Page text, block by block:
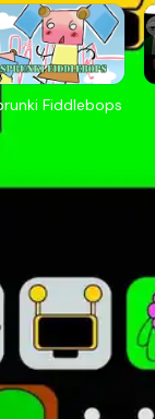
Fiddlebops